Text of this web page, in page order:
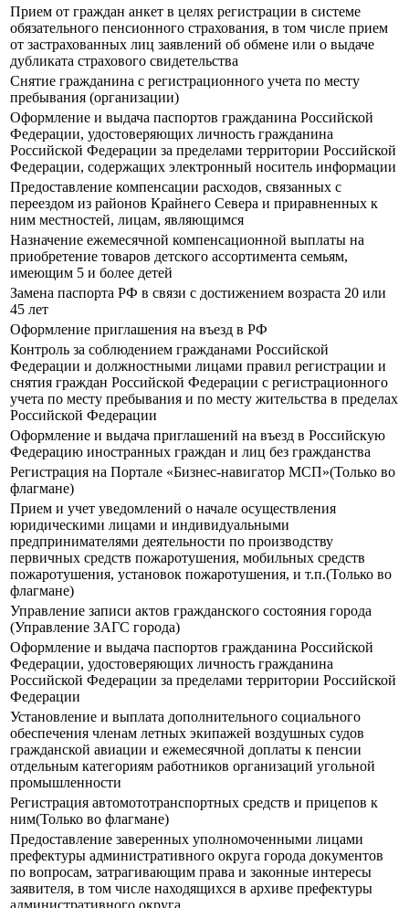
Прием от граждан анкет в целях регистрации в системе
обязательного пенсионного страхования, в том числе прием
от застрахованных лиц заявлений об обмене или о выдаче
дубликата страхового свидетельства
Снятие гражданина с регистрационного учета по месту
пребывания (организации)
Оформление и выдача паспортов гражданина Российской
Федерации, удостоверяющих личность гражданина
Российской Федерации за пределами территории Российской
Федерации, содержащих электронный носитель информации
Предоставление компенсации расходов, связанных с
переездом из районов Крайнего Севера и приравненных к
ним местностей, лицам, являющимся
Назначение ежемесячной компенсационной выплаты на
приобретение товаров детского ассортимента семьям,
имеющим 5 и более детей
Замена паспорта РФ в связи с достижением возраста 20 или
45 лет
Оформление приглашения на въезд в РФ
Контроль за соблюдением гражданами Российской
Федерации и должностными лицами правил регистрации и
снятия граждан Российской Федерации с регистрационного
учета по месту пребывания и по месту жительства в пределах
Российской Федерации
Оформление и выдача приглашений на въезд в Российскую
Федерацию иностранных граждан и лиц без гражданства
Регистрация на Портале «Бизнес-навигатор МСП»(Только во
флагмане)
Прием и учет уведомлений о начале осуществления
юридическими лицами и индивидуальными
предпринимателями деятельности по производству
первичных средств пожаротушения, мобильных средств
пожаротушения, установок пожаротушения, и т.п.(Только во
флагмане)
Управление записи актов гражданского состояния города
(Управление ЗАГС города)
Оформление и выдача паспортов гражданина Российской
Федерации, удостоверяющих личность гражданина
Российской Федерации за пределами территории Российской
Федерации
Установление и выплата дополнительного социального
обеспечения членам летных экипажей воздушных судов
гражданской авиации и ежемесячной доплаты к пенсии
отдельным категориям работников организаций угольной
промышленности
Регистрация автомототранспортных средств и прицепов к
ним(Только во флагмане)
Предоставление заверенных уполномоченными лицами
префектуры административного округа города документов
по вопросам, затрагивающим права и законные интересы
заявителя, в том числе находящихся в архиве префектуры
административного округа